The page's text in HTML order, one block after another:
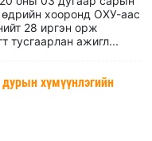
хооронд ОХУ-аас
28 иргэн орж
тусгаарлан ажигл...
хүмүүнлэгийн